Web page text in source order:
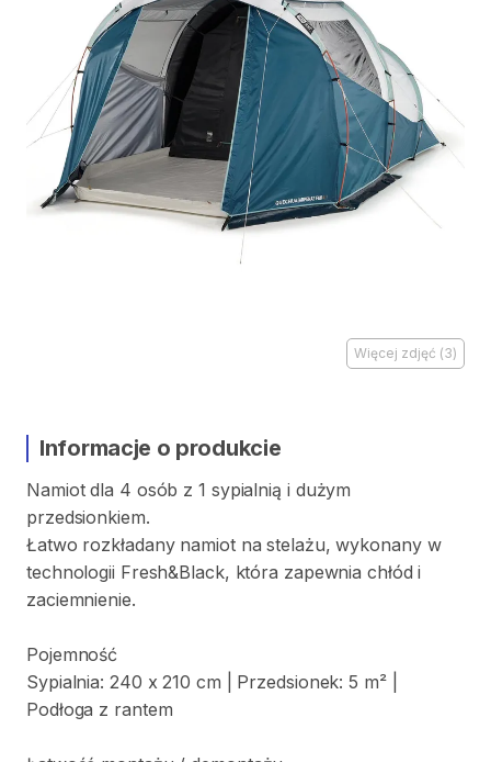
Więcej zdjęć (3)
Informacje o produkcie
Namiot dla 4 osób z 1 sypialnią i dużym
przedsionkiem.
Łatwo rozkładany namiot na stelażu​,​ wykonany w
technologii Fresh&Black​,​ która zapewnia chłód i
zaciemnienie.
Pojemność
Sypialnia: 240 x 210 cm Przedsionek: 5 m²
Podłoga z rantem